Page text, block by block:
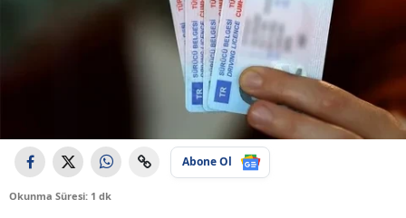
Abone Ol
Okunma Süresi: 1 dk